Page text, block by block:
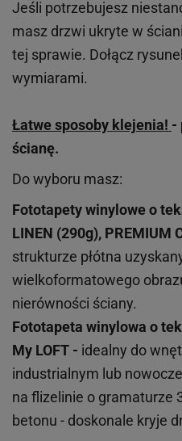
Jeśli potrzebujesz
masz drzwi ukryte w
tej sprawie. Dołącz
wymiarami.
Łatwe sposoby klejenia! -
ścianę.
Do wyboru masz:
Fototapety winylowe o
LINEN (290g), PREMIUM
strukturze płótna
wielkoformatowego
nierówności ściany.
Fototapeta winylowa o
My LOFT - idealny do
industrialnym lub
na flizelinie o gramaturze
betonu - doskonale kryje